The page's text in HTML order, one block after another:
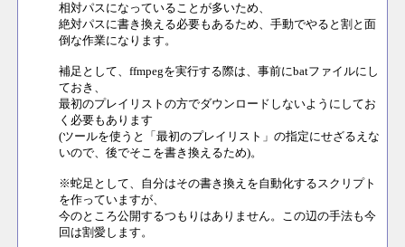
相対パスになっていることが多いため、
絶対パスに書き換える必要もあるため、手動でやると割と面
倒な作業になります。
補足として、ffmpegを実行する際は、事前にbatファイルにし
ておき、
最初のプレイリストの方でダウンロードしないようにしてお
く必要もあります
(ツールを使うと「最初のプレイリスト」の指定にせざるえな
いので、後でそこを書き換えるため)。
※蛇足として、自分はその書き換えを自動化するスクリプト
を作っていますが、
今のところ公開するつもりはありません。この辺の手法も今
回は割愛します。